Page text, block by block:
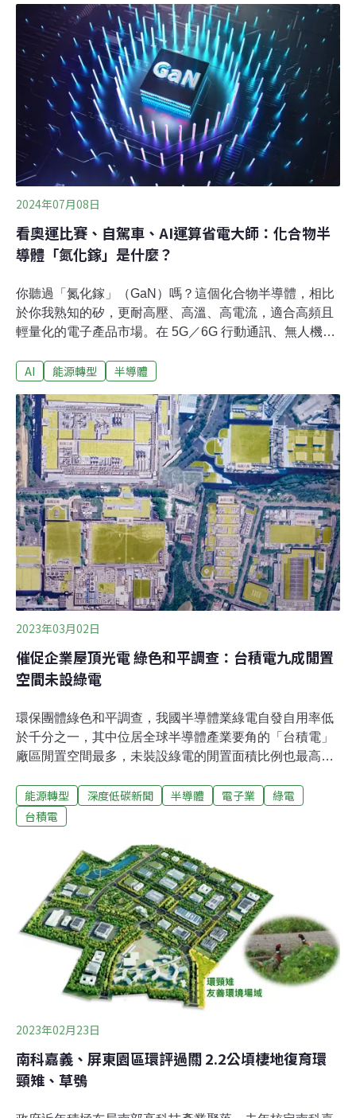
貼，吸引了大量半導體業投資。不過，業者須根據《國家
環境政策法》（NEPA）先完成環境審查，然後才能獲得
資金。台積電、美光、英特爾等半導體建廠時程，恐因聯
邦環評審查而延後。
2024年07月08日
看奧運比賽、自駕車、AI運算省電大師：化合物半
導體「氮化鎵」是什麼？
你聽過「氮化鎵」（GaN）嗎？這個化合物半導體，相比
於你我熟知的矽，更耐高壓、高溫、高電流，適合高頻且
輕量化的電子產品市場。在 5G／6G 行動通訊、無人機、
近十幾年來各界爭相研究的熱門選項，台灣當然也不例
力研究氮化鎵元件與製程。為讓台灣在系統方面的整合與
技術有所突破，他透過期刊論文找「最強戰友」，展開與
德國團隊一個多年的合作緣分⋯⋯從期刊論文裡「加好
友」，跨國合作超展開之初張翼院長鑽研半導體材料逾30
年，是台灣化合物半導體產業的先驅，氮化鎵研究亦為近
來的研究重心。早年，他將砷化鎵頻率做到全球最高的
780GHz，而後氮化鎵崛起，成了在矽之後最重要的半導
體，遂持續發展該領域的研究。談及與德國的合作，張翼
院長回憶道：「我在期刊論文中發現德國萊布尼茨高頻技
術研究團隊（Ferdinand-Brau
AI 能源轉型 半導體
2023年03月02日
催促企業屋頂光電 綠色和平調查：台積電九成閒置
空間未設綠電
環保團體綠色和平調查，我國半導體業綠電自發自用率低
於千分之一，其中位居全球半導體產業要角的「台積電」
廠區閒置空間最多，未裝設綠電的閒置面積比例也最高。
電，約等於1.2萬戶的家庭用電量。綠色和平今（2日）公
布台灣四大半導體與電子業「屋頂光電潛力盤點調查」，
綠電自發自用。綠色和平調查：台積電九成閒置空間未設
綠電淨零減碳國際聲浪不斷，國內半導體業及電子業紛紛
承諾淨零排放或加入「100％再生能源」（RE100）國際
倡議，不過環團發現，這些有大量綠電需求的企業，反而
消失在我國綠電開發的進程中。綠色和平指出，從國內半
導體及電子業自我揭露的相關報告中發現，企業實際使用
綠電的占比普遍偏低，半導體業綠電自發自用率，更全數
低於千分之一，僅電子業「台達電」達4%表現較佳。綠色
和平今（2日）公布台灣四大半導體
能源轉型 深度低碳新聞 半導體 電子業
綠電
台積電
2023年02月23日
南科嘉義、屏東園區環評過關 2.2公頃棲地復育環
頸雉、草鴞